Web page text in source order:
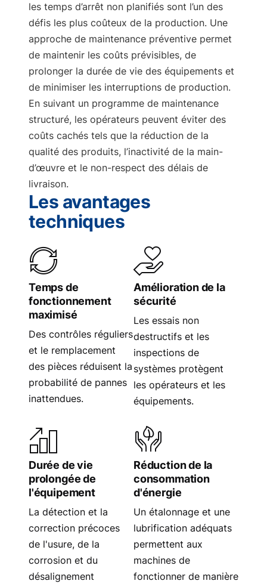
les temps d’arrêt non planifiés sont l’un des
défis les plus coûteux de la production. Une
approche de maintenance préventive permet
de maintenir les coûts prévisibles, de
prolonger la durée de vie des équipements et
de minimiser les interruptions de production.
En suivant un programme de maintenance
structuré, les opérateurs peuvent éviter des
coûts cachés tels que la réduction de la
qualité des produits, l’inactivité de la main-
d’œuvre et le non-respect des délais de
livraison.
Les avantages
techniques
Temps de
fonctionnement
maximisé
Des contrôles réguliers
et le remplacement
des pièces réduisent la
probabilité de pannes
inattendues.
Amélioration de la
sécurité
Les essais non
destructifs et les
inspections de
systèmes protègent
les opérateurs et les
équipements.
Durée de vie
prolongée de
l'équipement
La détection et la
correction précoces
de l'usure, de la
corrosion et du
désalignement
Réduction de la
consommation
d'énergie
Un étalonnage et une
lubrification adéquats
permettent aux
machines de
fonctionner de manière